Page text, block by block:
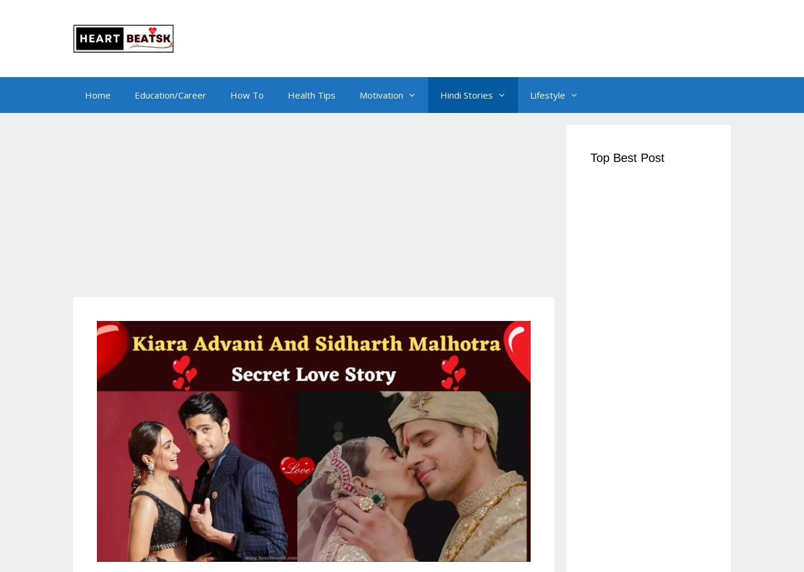
Home Education/Career How To Health Tips Motivation Hindi Stories Lifestyle
Top Best Post